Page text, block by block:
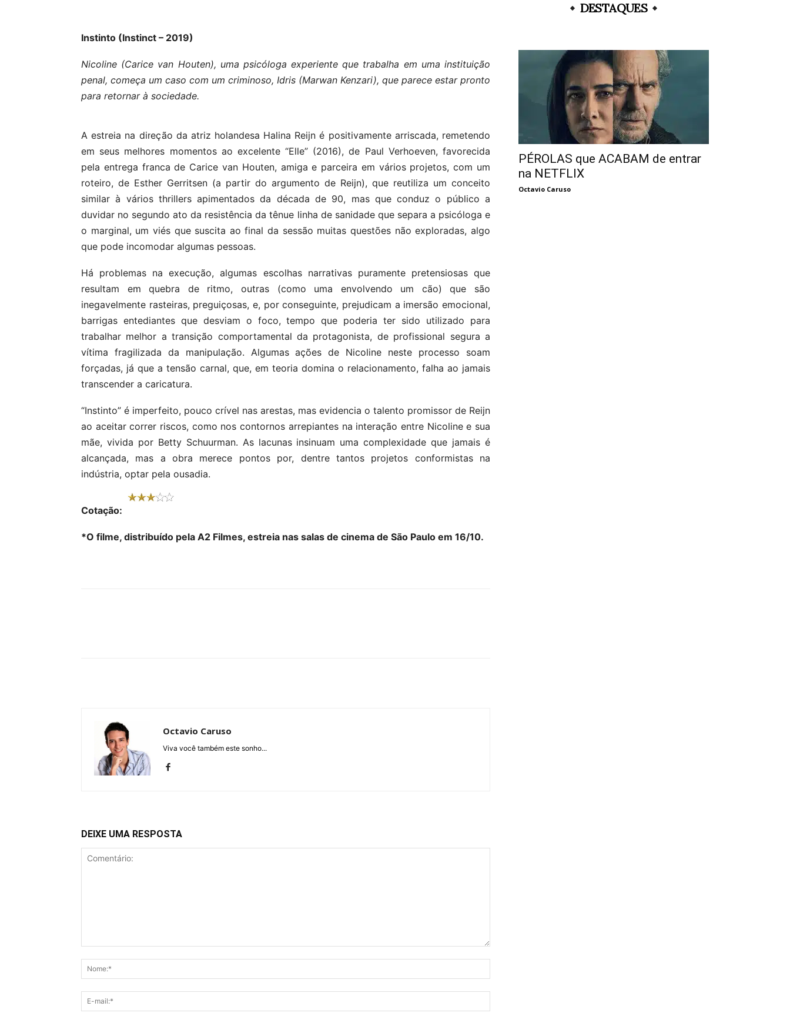
Instinto (Instinct – 2019)
Nicoline (Carice van Houten), uma psicóloga experiente que trabalha em uma instituição
penal, começa um caso com um criminoso, Idris (Marwan Kenzari), que parece estar pronto
para retornar à sociedade.
A estreia na direção da atriz holandesa Halina Reijn é positivamente arriscada, remetendo
em seus melhores momentos ao excelente “Elle” (2016), de Paul Verhoeven, favorecida
pela entrega franca de Carice van Houten, amiga e parceira em vários projetos, com um
roteiro, de Esther Gerritsen (a partir do argumento de Reijn), que reutiliza um conceito
similar à vários thrillers apimentados da década de 90, mas que conduz o público a
duvidar no segundo ato da resistência da tênue linha de sanidade que separa a psicóloga e
o marginal, um viés que suscita ao final da sessão muitas questões não exploradas, algo
que pode incomodar algumas pessoas.
Há problemas na execução, algumas escolhas narrativas puramente pretensiosas que
resultam em quebra de ritmo, outras (como uma envolvendo um cão) que são
inegavelmente rasteiras, preguiçosas, e, por conseguinte, prejudicam a imersão emocional,
barrigas entediantes que desviam o foco, tempo que poderia ter sido utilizado para
trabalhar melhor a transição comportamental da protagonista, de profissional segura a
vítima fragilizada da manipulação. Algumas ações de Nicoline neste processo soam
forçadas, já que a tensão carnal, que, em teoria domina o relacionamento, falha ao jamais
transcender a caricatura.
“Instinto” é imperfeito, pouco crível nas arestas, mas evidencia o talento promissor de Reijn
ao aceitar correr riscos, como nos contornos arrepiantes na interação entre Nicoline e sua
mãe, vivida por Betty Schuurman. As lacunas insinuam uma complexidade que jamais é
alcançada, mas a obra merece pontos por, dentre tantos projetos conformistas na
indústria, optar pela ousadia.
Cotação:
*O filme, distribuído pela A2 Filmes, estreia nas salas de cinema de São Paulo em 16/10.
Octavio Caruso
Viva você também este sonho...
DEIXE UMA RESPOSTA
DESTAQUES
PÉROLAS que ACABAM de entrar
na NETFLIX
Octavio Caruso